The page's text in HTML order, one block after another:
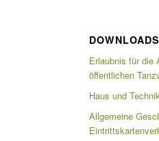
DOWNLOADS
Erlaubnis für die
öffentlichen
Haus und
Allgemeine